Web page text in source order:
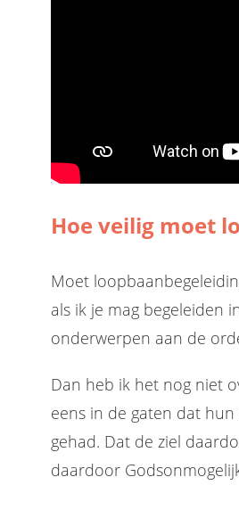
Hoe veilig moet
Moet
als ik je mag begeleiden
onderwerpen aan de
Dan heb ik het nog niet
eens in de gaten dat
gehad. Dat de ziel
daardoor